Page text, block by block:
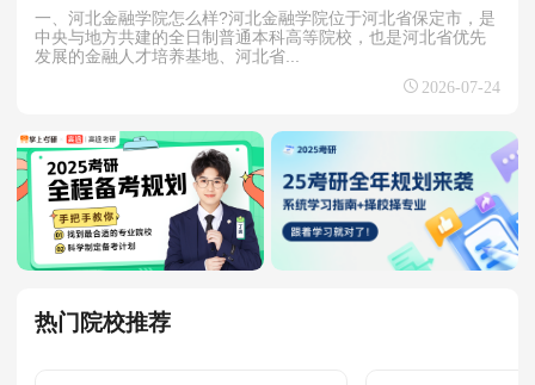
一、河北金融学院怎么样?河北金融学院位于河北省保定市，是
中央与地方共建的全日制普通本科高等院校，也是河北省优先
发展的金融人才培养基地、河北省...
2026-07-24
热门院校推荐